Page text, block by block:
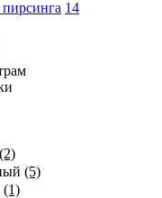
14
(2)
(5)
(1)